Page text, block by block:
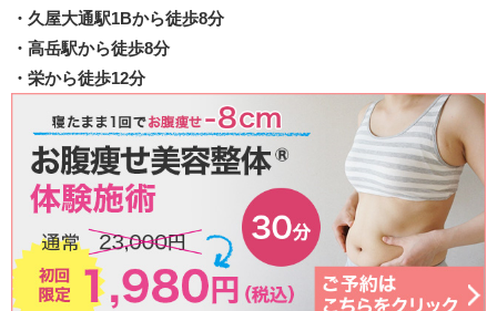
・久屋大通駅1Bから徒歩8分
・高岳駅から徒歩8分
・栄から徒歩12分